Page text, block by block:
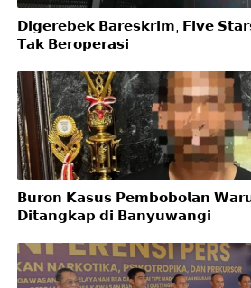
𝗗𝗶𝗴𝗲𝗿𝗲𝗯𝗲𝗸 𝗕𝗮𝗿𝗲𝘀𝗸𝗿𝗶𝗺, 𝗙𝗶𝘃𝗲
𝗧𝗮𝗸 𝗕𝗲𝗿𝗼𝗽𝗲𝗿𝗮𝘀𝗶
𝗕𝘂𝗿𝗼𝗻 𝗞𝗮𝘀𝘂𝘀 𝗣𝗲𝗺𝗯𝗼𝗯𝗼𝗹𝗮𝗻
𝗗𝗶𝘁𝗮𝗻𝗴𝗸𝗮𝗽 𝗱𝗶 𝗕𝗮𝗻𝘆𝘂𝘄𝗮𝗻𝗴𝗶